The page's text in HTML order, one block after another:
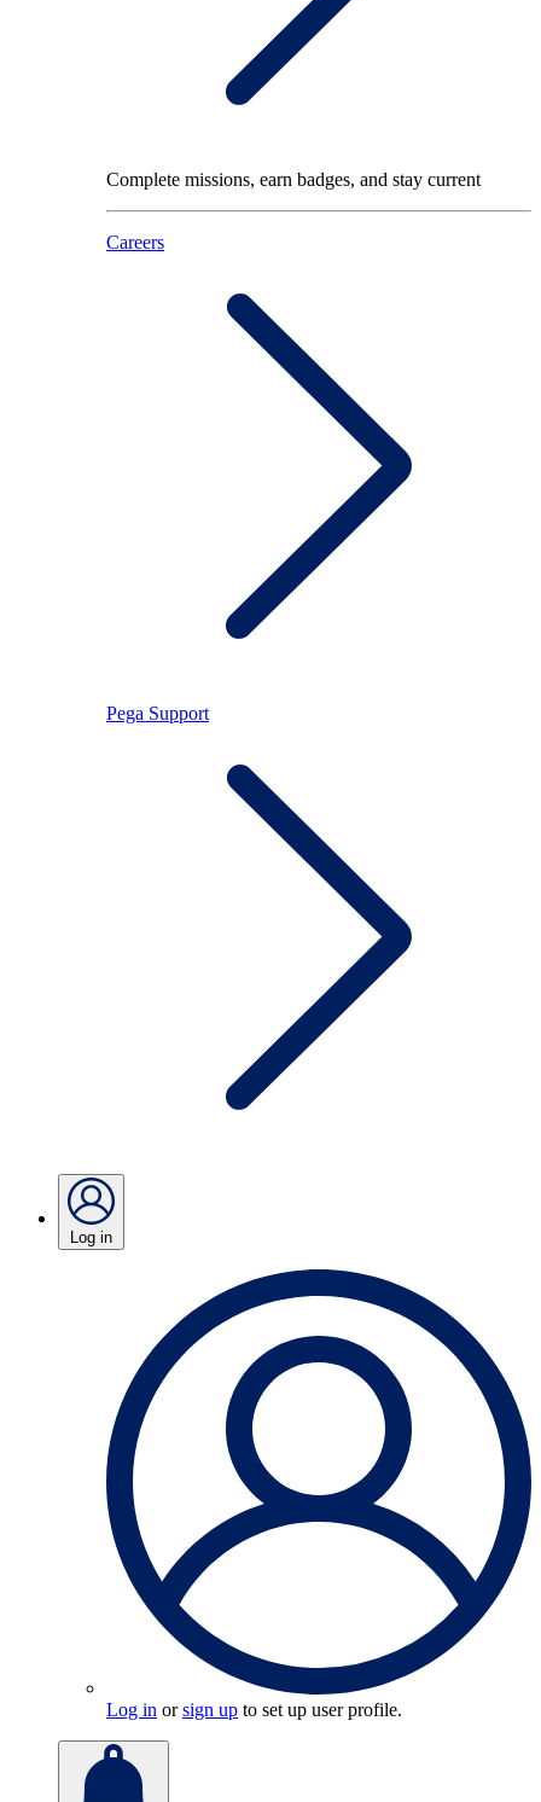
Complete missions, earn badges, and stay current
Careers
Pega Support
Log in
Log in orsign up to set up user profile.